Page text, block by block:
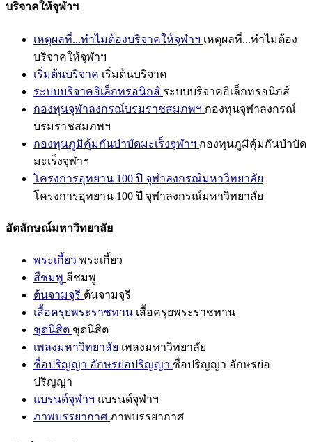
บริจาคให้จุฬาฯ
เหตุผลที่...ทำไมต้องบริจาคให้จุฬาฯ เหตุผลที่...ทำไมต้อง
บริจาคให้จุฬาฯ
เริ่มต้นบริจาค เริ่มต้นบริจาค
ระบบบริจาคอิเล็กทรอนิกส์ ระบบบริจาคอิเล็กทรอนิกส์
กองทุนจุฬาลงกรณ์บรมราชสมภพฯ กองทุนจุฬาลงกรณ์
บรมราชสมภพฯ
กองทุนภูมิคุ้มกันบำบัดมะเร็งจุฬาฯ กองทุนภูมิคุ้มกันบำบัด
มะเร็งจุฬาฯ
โครงการอุทยาน 100 ปี จุฬาลงกรณ์มหาวิทยาลัย
โครงการอุทยาน 100 ปี จุฬาลงกรณ์มหาวิทยาลัย
อัตลักษณ์มหาวิทยาลัย
พระเกี้ยว พระเกี้ยว
สีชมพู สีชมพู
ต้นจามจุรี ต้นจามจุรี
เสื้อครุยพระราชทาน เสื้อครุยพระราชทาน
ชุดนิสิต ชุดนิสิต
เพลงมหาวิทยาลัย เพลงมหาวิทยาลัย
ชื่อปริญญา อักษรย่อปริญญา ชื่อปริญญา อักษรย่อ
ปริญญา
แบรนด์จุฬาฯ แบรนด์จุฬาฯ
ภาพบรรยากาศ ภาพบรรยากาศ